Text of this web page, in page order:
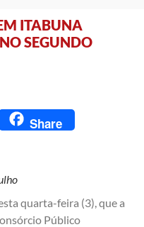
ITABUNA
SEGUNDO
Share
quarta-feira (3), que a
Público